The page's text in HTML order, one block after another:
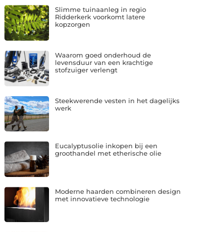
Slimme tuinaanleg in regio
Ridderkerk voorkomt latere
kopzorgen
Waarom goed onderhoud de
levensduur van een krachtige
stofzuiger verlengt
Steekwerende vesten in het dagelijks
werk
Eucalyptusolie inkopen bij een
groothandel met etherische olie
Moderne haarden combineren design
met innovatieve technologie